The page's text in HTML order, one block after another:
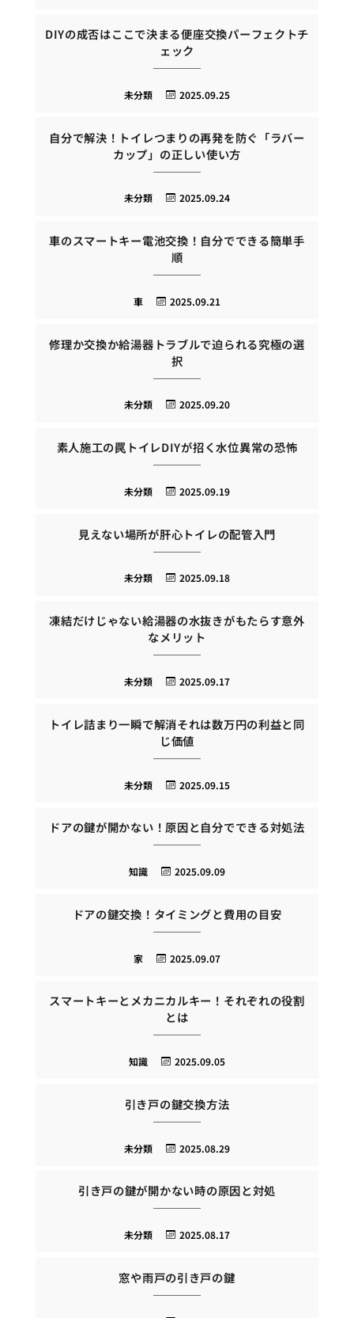
DIYの成否はここで決まる便座交換パーフェクトチ
ェック
2025.09.25
未分類
自分で解決！トイレつまりの再発を防ぐ「ラバー
カップ」の正しい使い方
2025.09.24
未分類
車のスマートキー電池交換！自分でできる簡単手
順
2025.09.21
車
修理か交換か給湯器トラブルで迫られる究極の選
択
2025.09.20
未分類
素人施工の罠トイレDIYが招く水位異常の恐怖
2025.09.19
未分類
見えない場所が肝心トイレの配管入門
2025.09.18
未分類
凍結だけじゃない給湯器の水抜きがもたらす意外
なメリット
2025.09.17
未分類
トイレ詰まり一瞬で解消それは数万円の利益と同
じ価値
2025.09.15
未分類
ドアの鍵が開かない！原因と自分でできる対処法
2025.09.09
知識
ドアの鍵交換！タイミングと費用の目安
2025.09.07
家
スマートキーとメカニカルキー！それぞれの役割
とは
2025.09.05
知識
引き戸の鍵交換方法
2025.08.29
未分類
引き戸の鍵が開かない時の原因と対処
2025.08.17
未分類
窓や雨戸の引き戸の鍵